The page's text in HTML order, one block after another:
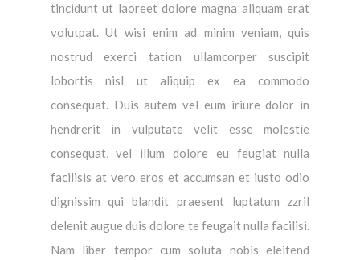
tincidunt ut laoreet dolore magna aliquam erat
volutpat. Ut wisi enim ad minim veniam, quis
nostrud exerci tation ullamcorper suscipit
lobortis nisl ut aliquip ex ea commodo
consequat. Duis autem vel eum iriure dolor in
hendrerit in vulputate velit esse molestie
consequat, vel illum dolore eu feugiat nulla
facilisis at vero eros et accumsan et iusto odio
dignissim qui blandit praesent luptatum zzril
delenit augue duis dolore te feugait nulla facilisi.
Nam liber tempor cum soluta nobis eleifend